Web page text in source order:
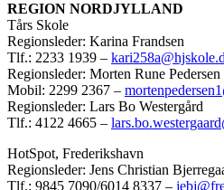
REGION NORDJYLLAND
Tårs Skole
Regionsleder: Karina Frandsen
Tlf.: 2233 1939 –
Regionsleder: Morten Rune Pedersen
Mobil: 2299 2367 –
Regionsleder: Lars Bo Westergård
Tlf.: 4122 4665 –
HotSpot, Frederikshavn
Regionsleder: Jens Christian
Tlf.: 9845 7090/6014 8337 –